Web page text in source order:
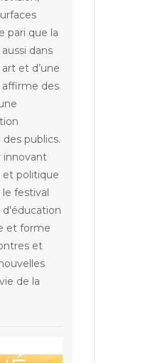
pari que la
dans
et d’une
des
publics.
innovant
et politique
festival
d'éducation
et forme
et
de la